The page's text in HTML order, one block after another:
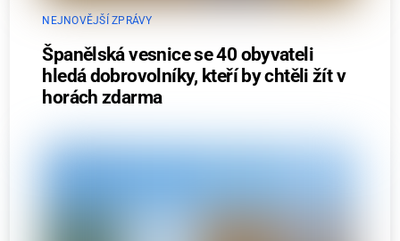
NEJNOVĚJŠÍ ZPRÁVY
Španělská vesnice se 40 obyvateli
hledá dobrovolníky, kteří by chtěli žít v
horách zdarma